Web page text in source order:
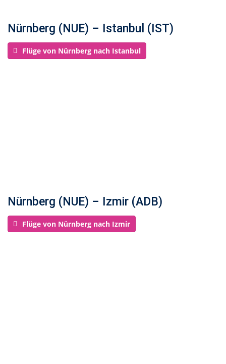
Nürnberg (NUE) – Istanbul (IST)
Flüge von Nürnberg nach Istanbul
Nürnberg (NUE) – Izmir (ADB)
Flüge von Nürnberg nach Izmir